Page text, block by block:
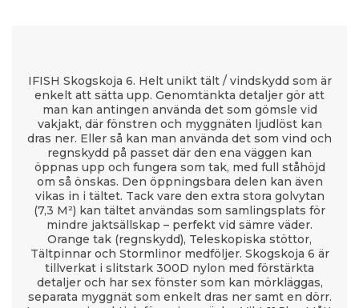
IFISH Skogskoja 6. Helt unikt tält / vindskydd som är
enkelt att sätta upp. Genomtänkta detaljer gör att
man kan antingen använda det som gömsle vid
vakjakt, där fönstren och myggnäten ljudlöst kan
dras ner. Eller så kan man använda det som vind och
regnskydd på passet där den ena väggen kan
öppnas upp och fungera som tak, med full ståhöjd
om så önskas. Den öppningsbara delen kan även
vikas in i tältet. Tack vare den extra stora golvytan
(7,3 M²) kan tältet användas som samlingsplats för
mindre jaktsällskap – perfekt vid sämre väder.
Orange tak (regnskydd), Teleskopiska stöttor,
Tältpinnar och Stormlinor medföljer. Skogskoja 6 är
tillverkat i slitstark 300D nylon med förstärkta
detaljer och har sex fönster som kan mörkläggas,
separata myggnät som enkelt dras ner samt en dörr.